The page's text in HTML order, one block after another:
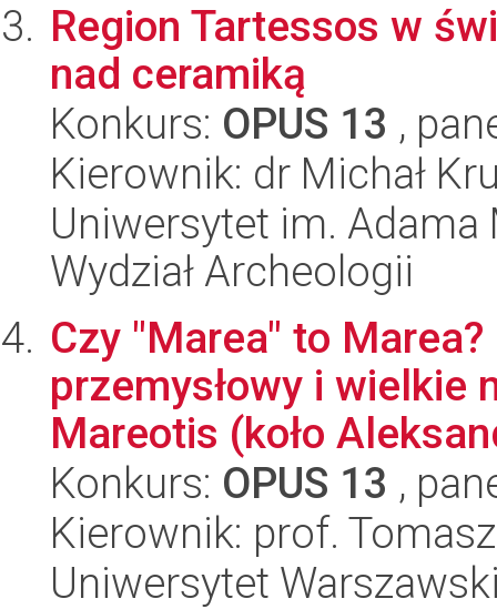
Region Tartessos w
nad ceramiką
Konkurs: OPUS 13 ,
Kierownik: dr Michał
Uniwersytet im.
Wydział Archeologii
Czy "Marea″ to
przemysłowy i wielkie
Mareotis (koło
Konkurs: OPUS 13 ,
Kierownik: prof.
Uniwersytet